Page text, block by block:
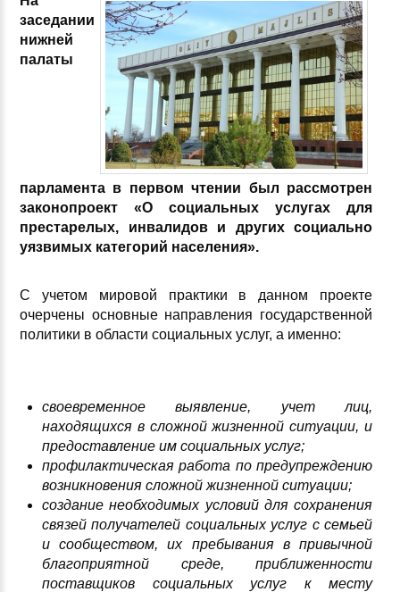
заседании
нижней
палаты
парламента в первом чтении был рассмотрен
законопроект «О социальных услугах для
престарелых, инвалидов и других социально
уязвимых категорий населения».
С учетом мировой практики в данном проекте
очерчены основные направления государственной
политики в области социальных услуг, а именно:
своевременное выявление, учет лиц,
находящихся в сложной жизненной ситуации, и
предоставление им социальных услуг;
профилактическая работа по предупреждению
возникновения сложной жизненной ситуации;
создание необходимых условий для сохранения
связей получателей социальных услуг с семьей
и сообществом, их пребывания в привычной
благоприятной среде, приближенности
поставщиков социальных услуг к месту